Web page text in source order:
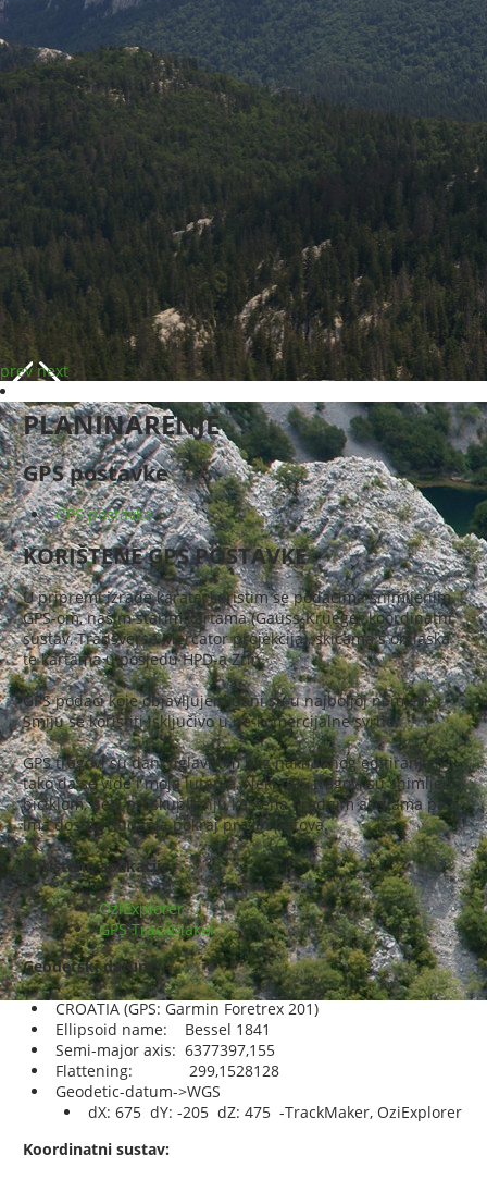
prev next
PLANINARENJE
GPS postavke
GPS postavke
KORIŠTENE GPS POSTAVKE
U pripremi izrade karata, koristim se podacima snimljenim
GPS-om, našim starim kartama (Gauss-Krueger koordinatni
sustav, Transverse Mercator projekcija), skicama s obilaska
te kartama u posjedu HPD-a Zrin.
GPS podaci koje objavljujem dani su u najboljoj namjeri.
Smiju se koristiti isključivo u ne-komercijalne svrhe.
GPS tragovi su dani uglavnom bez naknadnog editiranja,
tako da se vide i moja lutanja, Neki GPS tragovi su snimljeni
biciklom, neki pri skupljanju kestena i radnim akcijama pa
ima dosta vrludanja pokraj pravih putova.
Korištene aplikacije
OziExplorer
GPS TrackMaker
Geodetski datum:
CROATIA (GPS: Garmin Foretrex 201)
Ellipsoid name: Bessel 1841
Semi-major axis: 6377397,155
Flattening: 299,1528128
Geodetic-datum->WGS
dX: 675 dY: -205 dZ: 475 -TrackMaker, OziExplorer
Koordinatni sustav: